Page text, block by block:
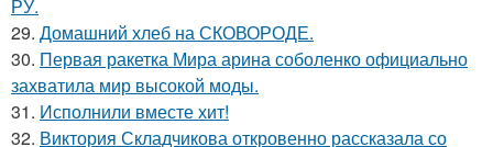
РУ.
29. Домашний хлеб на СКОВОРОДЕ.
30. Первая ракетка Мира арина соболенко официально
захватила мир высокой моды.
31. Исполнили вместе хит!
32. Виктория Складчикова откровенно рассказала со